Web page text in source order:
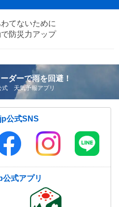
てないために
防災力アップ
ダーで雨を回避！
式 天気予報アプリ
公式SNS
式アプリ